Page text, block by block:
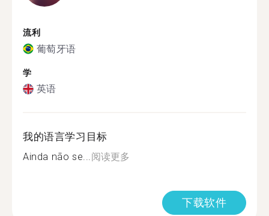
流利
葡萄牙语
学
英语
我的语言学习目标
Ainda não se...阅读更多
下载软件